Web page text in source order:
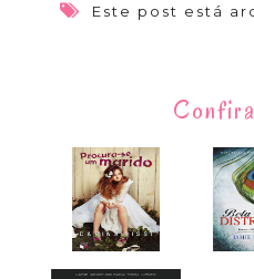
Este post está